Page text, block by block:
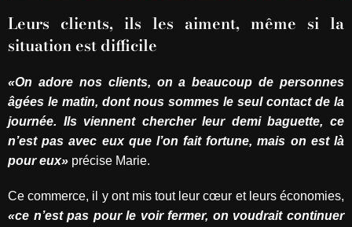
Leurs clients, ils les aiment, même si la
situation est difficile
«On adore nos clients, on a beaucoup de personnes
âgées le matin, dont nous sommes le seul contact de la
journée. Ils viennent chercher leur demi baguette, ce
n’est pas avec eux que l’on fait fortune, mais on est là
pour eux» précise Marie.
Ce commerce, il y ont mis tout leur cœur et leurs économies,
«ce n’est pas pour le voir fermer, on voudrait continuer